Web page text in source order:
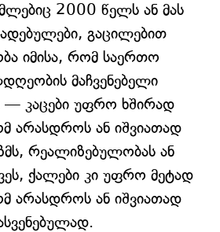
2000 წელს ან მას
გაცილებით
იმისა, რომ საერთო
მაჩვენებელი
კაცები უფრო ხშირად
არასდროს ან იშვიათად
რეალიზებულობას ან
ქალები კი უფრო მეტად
არასდროს ან იშვიათად